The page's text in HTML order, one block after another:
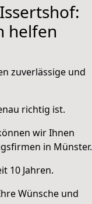
helfen
zuverlässige und
richtig ist.
wir Ihnen
in Münster.
10 Jahren.
Wünsche und